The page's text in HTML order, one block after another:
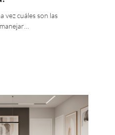
vez cuáles son las